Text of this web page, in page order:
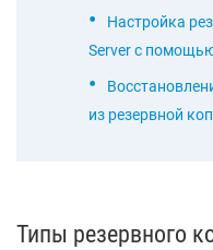
Настройка
Server с
из резервной
Типы резервного